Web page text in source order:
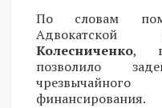
По словам
Колесниченко,
позволило
финансирования.